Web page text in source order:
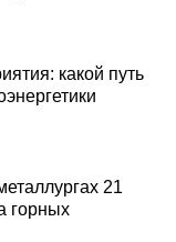
какой путь
21
горных